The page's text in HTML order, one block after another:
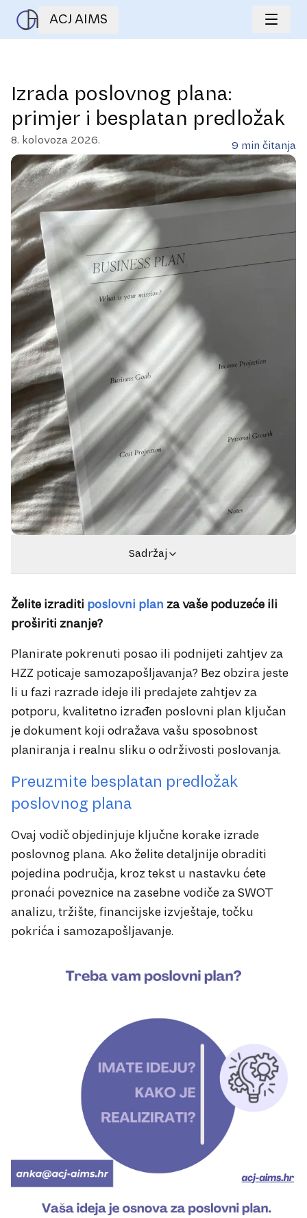
ACJ AIMS
Izrada poslovnog plana:
primjer i besplatan predložak
8. kolovoza 2026. 9 min čitanja
Sadržaj
Želite izraditi poslovni plan za vaše poduzeće ili
proširiti znanje?
Planirate pokrenuti posao ili podnijeti zahtjev za
HZZ poticaje samozapošljavanja? Bez obzira jeste
li u fazi razrade ideje ili predajete zahtjev za
potporu, kvalitetno izrađen poslovni plan ključan
je dokument koji odražava vašu sposobnost
planiranja i realnu sliku o održivosti poslovanja.
Preuzmite besplatan predložak
poslovnog plana
Ovaj vodič objedinjuje ključne korake izrade
poslovnog plana. Ako želite detaljnije obraditi
pojedina područja, kroz tekst u nastavku ćete
pronaći poveznice na zasebne vodiče za SWOT
analizu, tržište, financijske izvještaje, točku
pokrića i samozapošljavanje.